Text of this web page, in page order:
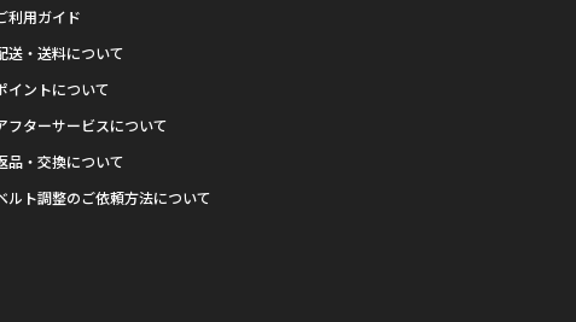
利用ガイド
送・送料について
イントについて
フターサービスについて
品・交換について
ルト調整のご依頼方法について